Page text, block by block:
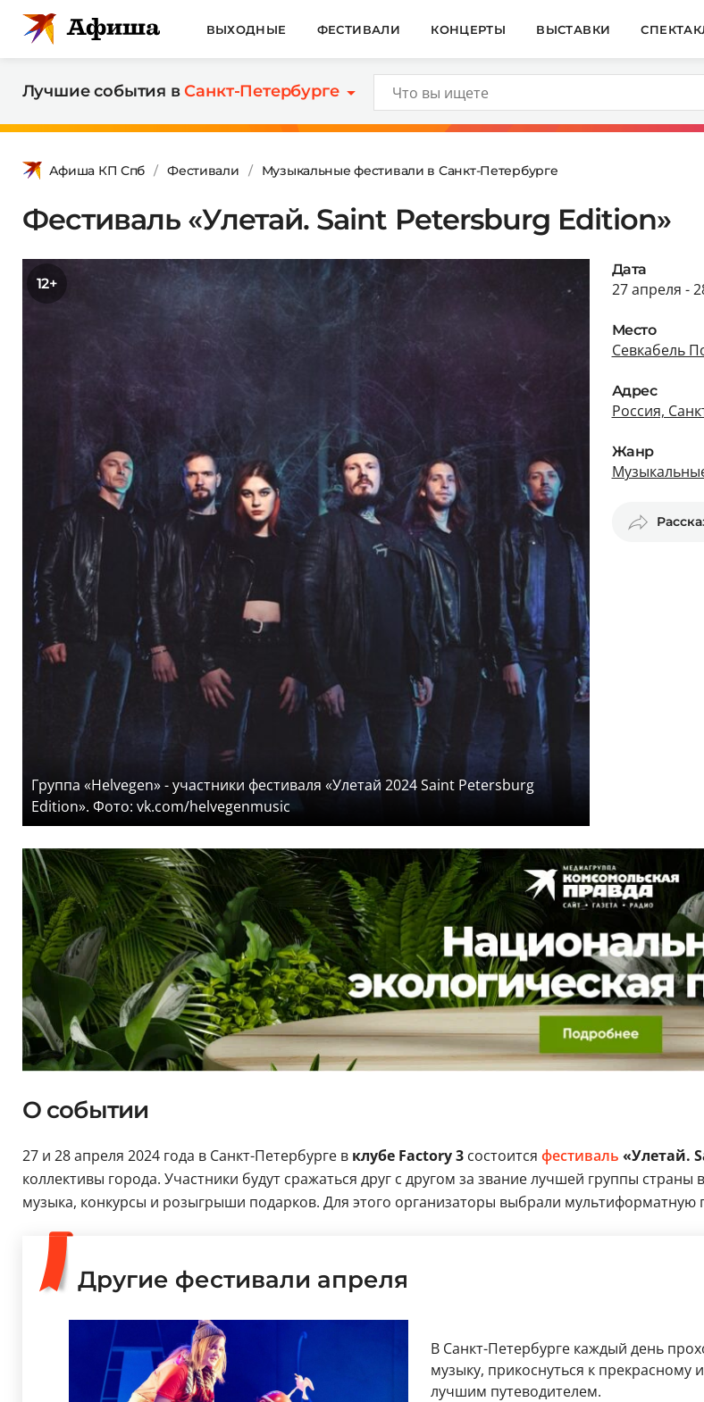
ВЫХОДНЫЕ ФЕСТИВАЛИ КОНЦЕРТЫ ВЫСТАВКИ
Лучшие события вСанкт-Петербурге
Афиша КП Спб Фестивали Музыкальные фестивали в Санкт-Петербурге
Фестиваль «Улетай. Saint Petersburg Edition»
12+
Группа «Helvegen» - участники фестиваля «Улетай 2024 Saint Petersburg
Edition». Фото: vk.com/helvegenmusic
Дата
27 апреля -
Место
Севкабель
Адрес
Россия,
Жанр
О событии
27 и 28 апреля 2024 года в Санкт-Петербурге в клубе Factory 3состоится фестиваль «Улетай.
коллективы города. Участники будут сражаться друг с другом за звание лучшей группы
музыка, конкурсы и розыгрыши подарков. Для этого организаторы выбрали мультиформатную
Другие фестивали апреля
В Санкт-Петербурге каждый день
музыку, прикоснуться к
лучшим путеводителем.